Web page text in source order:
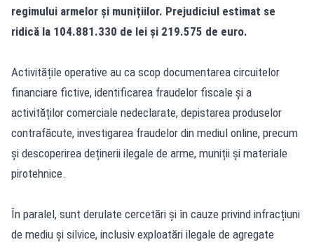
regimului armelor și munițiilor. Prejudiciul estimat se
ridică la 104.881.330 de lei și 219.575 de euro.
Activitățile operative au ca scop documentarea circuitelor
financiare fictive, identificarea fraudelor fiscale și a
activităților comerciale nedeclarate, depistarea produselor
contrafăcute, investigarea fraudelor din mediul online, precum
și descoperirea deținerii ilegale de arme, muniții și materiale
pirotehnice.
În paralel, sunt derulate cercetări și în cauze privind infracțiuni
de mediu și silvice, inclusiv exploatări ilegale de agregate